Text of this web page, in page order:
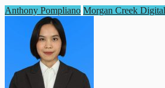
Anthony Pompliano Morgan Creek Digital